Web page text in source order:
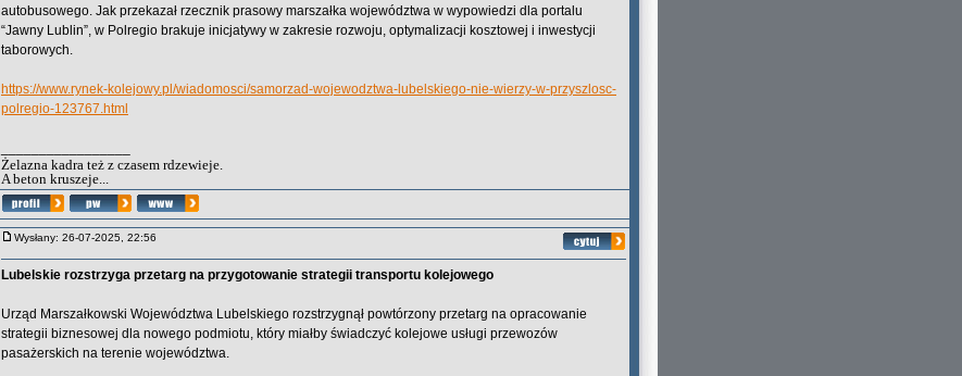
autobusowego. Jak przekazał rzecznik prasowy marszałka województwa w wypowiedzi dla portalu
“Jawny Lublin”, w Polregio brakuje inicjatywy w zakresie rozwoju, optymalizacji kosztowej i inwestycji
taborowych.
https://www.rynek-kolejowy.pl/wiadomosci/samorzad-wojewodztwa-lubelskiego-nie-wierzy-w-przyszlosc-
polregio-123767.html
Żelazna kadra też z czasem rdzewieje.
A beton kruszeje...
Wysłany: 26-07-2025, 22:56
Lubelskie rozstrzyga przetarg na przygotowanie strategii transportu kolejowego
Urząd Marszałkowski Województwa Lubelskiego rozstrzygnął powtórzony przetarg na opracowanie
strategii biznesowej dla nowego podmiotu, który miałby świadczyć kolejowe usługi przewozów
pasażerskich na terenie województwa.